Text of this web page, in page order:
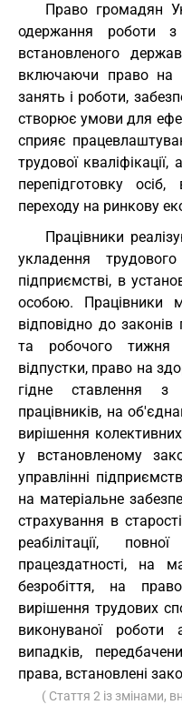
Право громадян
одержання роботи
встановленого
включаючи право на
занять і роботи,
створює умови для
сприяє
трудової
перепідготовку
переходу на ринкову
Працівники
укладення
підприємстві, в
особою. Працівники
відповідно до
та робочого тижня
відпустки, право на
гідне ставлення з
працівників, на
вирішення
у встановленому
управлінні
на матеріальне
страхування в
реабілітації,
працездатності, на
безробіття, на
вирішення трудових
виконуваної
випадків,
права, встановлені
( Стаття 2 із змінами,